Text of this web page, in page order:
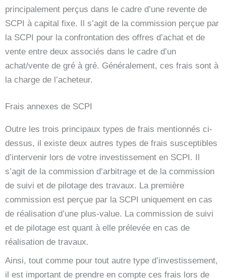
principalement perçus dans le cadre d’une revente de
SCPI à capital fixe. Il s’agit de la commission perçue par
la SCPI pour la confrontation des offres d’achat et de
vente entre deux associés dans le cadre d’un
achat/vente de gré à gré. Généralement, ces frais sont à
la charge de l’acheteur.
Frais annexes de SCPI
Outre les trois principaux types de frais mentionnés ci-
dessus, il existe deux autres types de frais susceptibles
d’intervenir lors de votre investissement en SCPI. Il
s’agit de la commission d’arbitrage et de la commission
de suivi et de pilotage des travaux. La première
commission est perçue par la SCPI uniquement en cas
de réalisation d’une plus-value. La commission de suivi
et de pilotage est quant à elle prélevée en cas de
réalisation de travaux.
Ainsi, tout comme pour tout autre type d’investissement,
il est important de prendre en compte ces frais lors de